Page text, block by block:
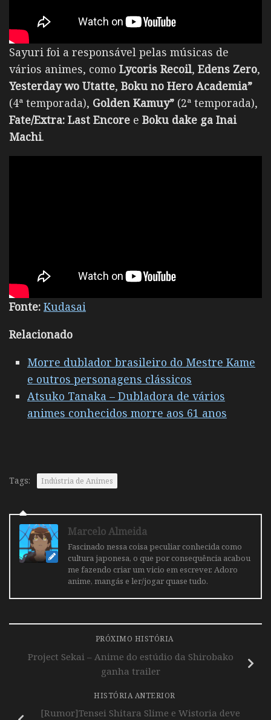
Sayuri foi a responsável pelas músicas de
vários animes, como Lycoris Recoil, Edens Zero,
Yesterday wo Utatte, Boku no Hero Academia”
(4ª temporada), Golden Kamuy” (2ª temporada),
Fate/Extra: Last Encore e Boku dake ga Inai
Machi.
Fonte: Kudasai
Relacionado
Morre dublador brasileiro do Mestre Kame
e outros personagens clássicos
Atsuko Tanaka – Dubladora de vários
animes conhecidos morre aos 61 anos
Tags: Indústria de Animes
Marcelo Almeida
Fascinado nessa coisa peculiar conhecida como
cultura japonesa, o que por consequência acabou
me fazendo criar um vicio em escrever. Adoro
anime, mangás e ler/jogar quase tudo.
PRÓXIMO HISTÓRIA
Project Sekai – Anime do estúdio da Shirobako
ganha trailer
HISTÓRIA ANTERIOR
[Rumor]Tensei Shitara Slime e Wistoria deve